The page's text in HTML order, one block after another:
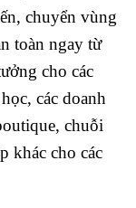
chuyển vùng
toàn ngay từ
cho các
các doanh
chuỗi
khác cho các